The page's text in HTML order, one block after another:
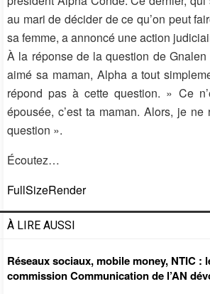
au mari de décider de ce qu’on peut
sa femme, a annoncé une action
À la réponse de la question de Gnalen
aimé sa maman, Alpha a tout
répond pas à cette question. » Ce
épousée, c’est ta maman. Alors, je
question ».
Écoutez…
FullSizeRender
À LIRE AUSSI
Réseaux sociaux, mobile money, NTIC :
commission Communication de l’AN